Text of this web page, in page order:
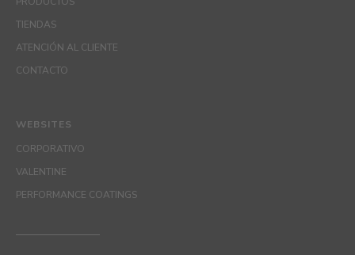
TIENDAS
ATENCIÓN AL CLIENTE
CONTACTO
WEBSITES
CORPORATIVO
VALENTINE
PERFORMANCE COATINGS